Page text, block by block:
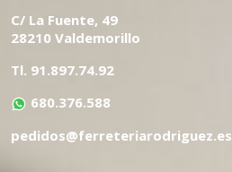
C/ La Fuente, 49
28210 Valdemorillo
Tl. 91.897.74.92
680.376.588
pedidos@ferreteriarodriguez.es